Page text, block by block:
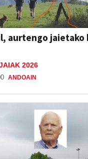
aurtengo
2026
ANDOAIN